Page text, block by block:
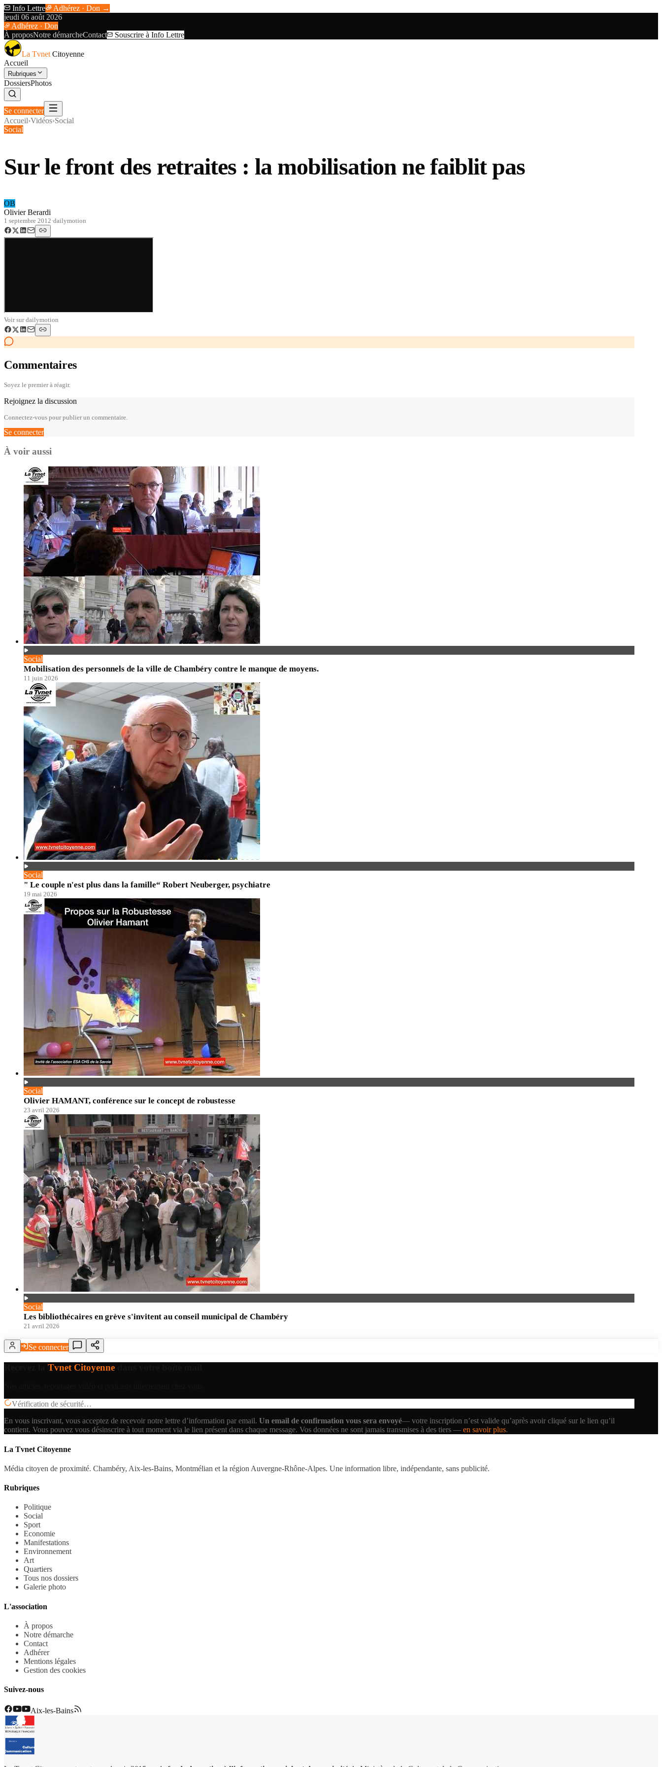
Info Lettre
Adhérez · Don →
jeudi 06 août 2026
Adhérez · Don
À proposNotre démarcheContact Souscrire à Info Lettre
La Tvnet Citoyenne
Accueil
Rubriques
DossiersPhotos
Se connecter
Accueil›Vidéos›Social
Social
Sur le front des retraites : la mobilisation ne faiblit pas
OB
Olivier Berardi
1 septembre 2012·dailymotion
Voir surdailymotion
Commentaires
Soyez le premier à réagir.
Rejoignez la discussion
Connectez-vous pour publier un commentaire.
Se connecter
À voir aussi
Social
Mobilisation des personnels de la ville de Chambéry contre le manque de moyens.
11 juin 2026
Social
" Le couple n'est plus dans la famille“ Robert Neuberger, psychiatre
19 mai 2026
Social
Olivier HAMANT, conférence sur le concept de robustesse
23 avril 2026
Social
Les bibliothécaires en grève s'invitent au conseil municipal de Chambéry
21 avril 2026
Se connecter
Tvnet Citoyenne
Vérification de sécurité…
En vous inscrivant, vous acceptez de recevoir notre lettre d’information par email. Un email de confirmation vous sera envoyé— votre inscription n’est valide qu’après avoir cliqué sur le lien qu’il
contient. Vous pouvez vous désinscrire à tout moment via le lien présent dans chaque message. Vos données ne sont jamais transmises à des tiers — en savoir plus.
La Tvnet Citoyenne
Média citoyen de proximité. Chambéry, Aix-les-Bains, Montmélian et la région Auvergne-Rhône-Alpes. Une information libre, indépendante, sans publicité.
Rubriques
Politique
Social
Sport
Economie
Manifestations
Environnement
Art
Quartiers
Tous nos dossiers
Galerie photo
L'association
À propos
Notre démarche
Contact
Adhérer
Mentions légales
Gestion des cookies
Suivez-nous
Aix-les-Bains